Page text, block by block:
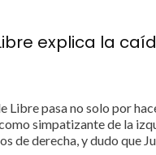
explica la
Libre pasa no solo por
simpatizante de la
de derecha, y dudo que